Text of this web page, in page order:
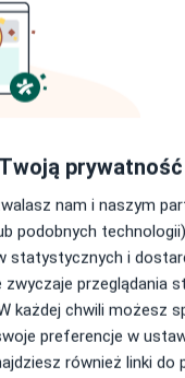
Krajewska-
wykonujący zabiegi
·
prywatność
nam i naszym
podobnych
statystycznych i
przeglądania
każdej chwili możesz
preferencje w
również linki do